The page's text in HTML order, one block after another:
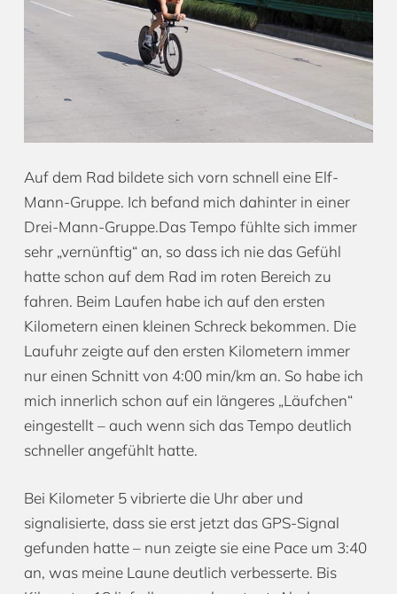
Auf dem Rad bildete sich vorn schnell eine Elf-
Mann-Gruppe. Ich befand mich dahinter in einer
Drei-Mann-Gruppe.Das Tempo fühlte sich immer
sehr „vernünftig“ an, so dass ich nie das Gefühl
hatte schon auf dem Rad im roten Bereich zu
fahren. Beim Laufen habe ich auf den ersten
Kilometern einen kleinen Schreck bekommen. Die
Laufuhr zeigte auf den ersten Kilometern immer
nur einen Schnitt von 4:00 min/km an. So habe ich
mich innerlich schon auf ein längeres „Läufchen“
eingestellt – auch wenn sich das Tempo deutlich
schneller angefühlt hatte.
Bei Kilometer 5 vibrierte die Uhr aber und
signalisierte, dass sie erst jetzt das GPS-Signal
gefunden hatte – nun zeigte sie eine Pace um 3:40
an, was meine Laune deutlich verbesserte. Bis